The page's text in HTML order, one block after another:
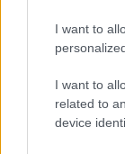
I want to
I want to
related to
device
Kedvenc
Azokat
hallgatnom: